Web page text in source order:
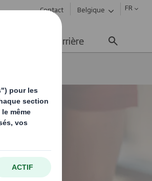
Contact Belgique FR
Carrière